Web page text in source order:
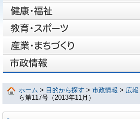
ホーム > 目的から探す > 市政情報 > 広報
ら第117号（2013年11月）